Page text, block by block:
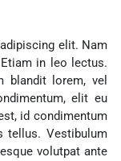
elit. Nam
in leo lectus.
blandit lorem, vel
elit eu
id condimentum
tellus. Vestibulum
volutpat ante